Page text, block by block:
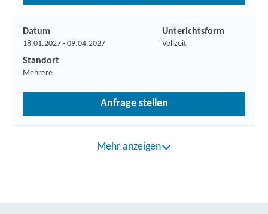
Datum
18.01.2027 - 09.04.2027
Unterichtsform
Vollzeit
Standort
Mehrere
Anfrage stellen
Mehr anzeigen